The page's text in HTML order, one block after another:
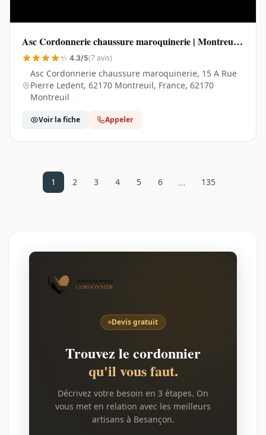
Asc Cordonnerie chaussure maroquinerie | Montreuil -
62170
4.3/5(7 avis)
Asc Cordonnerie chaussure maroquinerie, 15 A Rue
Pierre Ledent, 62170 Montreuil, France, 62170
Montreuil
Voir la fiche Appeler
1 2 3 4 5 6 … 135
Devis gratuit
Trouvez le cordonnier
qu'il vous faut.
Décrivez votre besoin en 3 étapes. On
vous met en relation avec les meilleurs
artisans à Besançon.